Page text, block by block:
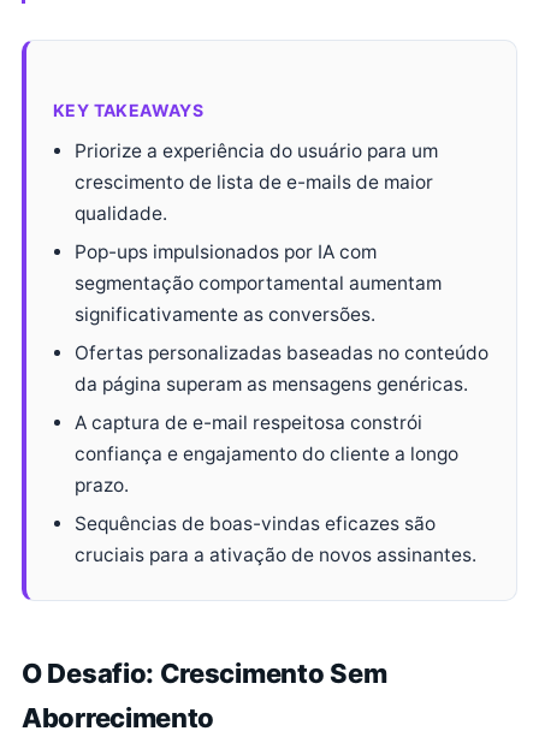
KEY TAKEAWAYS
Priorize a experiência do usuário para um
crescimento de lista de e-mails de maior
qualidade.
Pop-ups impulsionados por IA com
segmentação comportamental aumentam
significativamente as conversões.
Ofertas personalizadas baseadas no conteúdo
da página superam as mensagens genéricas.
A captura de e-mail respeitosa constrói
confiança e engajamento do cliente a longo
prazo.
Sequências de boas-vindas eficazes são
cruciais para a ativação de novos assinantes.
O Desafio: Crescimento Sem
Aborrecimento